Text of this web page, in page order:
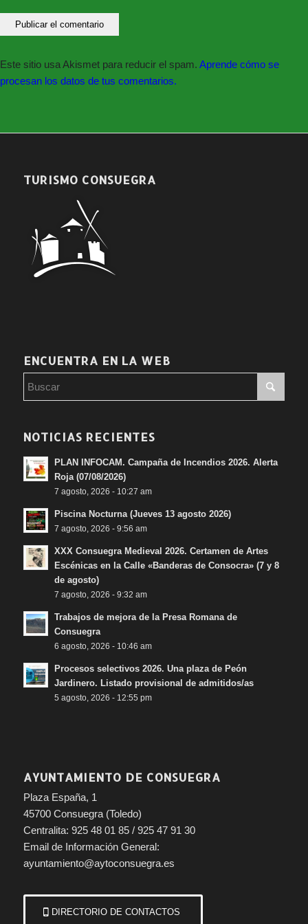
Este sitio usa Akismet para reducir el spam. Aprende cómo se
procesan los datos de tus comentarios.
TURISMO CONSUEGRA
ENCUENTRA EN LA WEB
NOTICIAS RECIENTES
PLAN INFOCAM. Campaña de Incendios 2026. Alerta
Roja (07/08/2026)
7 agosto, 2026 - 10:27 am
Piscina Nocturna (Jueves 13 agosto 2026)
7 agosto, 2026 - 9:56 am
XXX Consuegra Medieval 2026. Certamen de Artes
Escénicas en la Calle «Banderas de Consocra» (7 y 8
de agosto)
7 agosto, 2026 - 9:32 am
Trabajos de mejora de la Presa Romana de
Consuegra
6 agosto, 2026 - 10:46 am
Procesos selectivos 2026. Una plaza de Peón
Jardinero. Listado provisional de admitidos/as
5 agosto, 2026 - 12:55 pm
AYUNTAMIENTO DE CONSUEGRA
Plaza España, 1
45700 Consuegra (Toledo)
Centralita: 925 48 01 85 / 925 47 91 30
Email de Información General:
ayuntamiento@aytoconsuegra.es
DIRECTORIO DE CONTACTOS